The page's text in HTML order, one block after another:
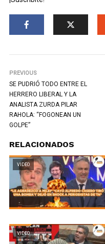
PREVIOUS
SE PUDRIÓ TODO ENTRE EL
HERRERO LIBERAL Y LA
ANALISTA ZURDA PILAR
RAHOLA: “FOGONEAN UN
GOLPE”
RELACIONADOS
VIDEO
VIDEO